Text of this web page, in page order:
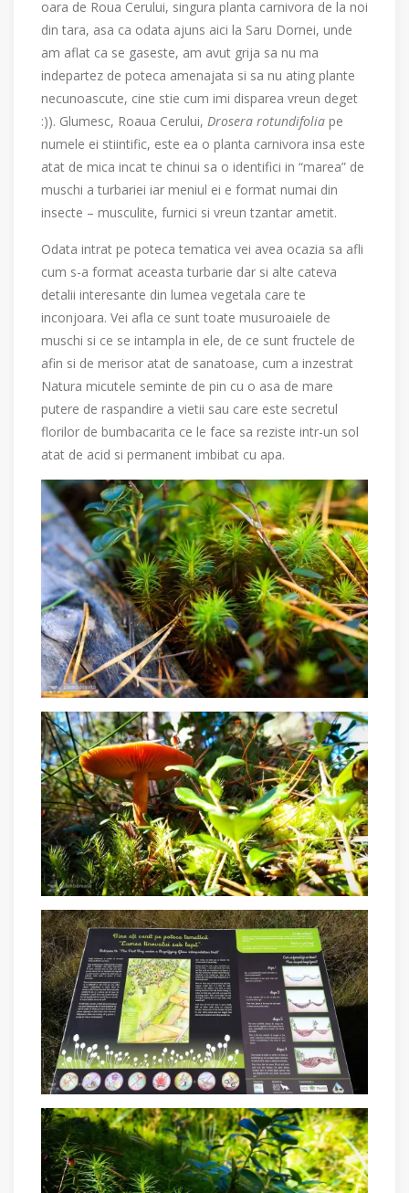
oara de Roua Cerului, singura planta carnivora de la noi
din tara, asa ca odata ajuns aici la Saru Dornei, unde
am aflat ca se gaseste, am avut grija sa nu ma
indepartez de poteca amenajata si sa nu ating plante
necunoascute, cine stie cum imi disparea vreun deget
:)). Glumesc, Roaua Cerului, Drosera rotundifolia pe
numele ei stiintific, este ea o planta carnivora insa este
atat de mica incat te chinui sa o identifici in “marea” de
muschi a turbariei iar meniul ei e format numai din
insecte – musculite, furnici si vreun tzantar ametit.
Odata intrat pe poteca tematica vei avea ocazia sa afli
cum s-a format aceasta turbarie dar si alte cateva
detalii interesante din lumea vegetala care te
inconjoara. Vei afla ce sunt toate musuroaiele de
muschi si ce se intampla in ele, de ce sunt fructele de
afin si de merisor atat de sanatoase, cum a inzestrat
Natura micutele seminte de pin cu o asa de mare
putere de raspandire a vietii sau care este secretul
florilor de bumbacarita ce le face sa reziste intr-un sol
atat de acid si permanent imbibat cu apa.